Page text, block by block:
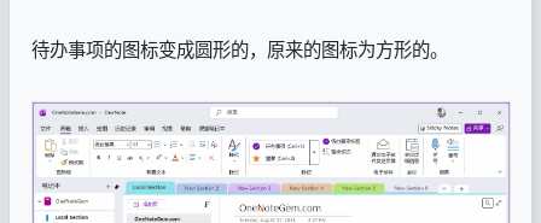
待办事项的图标变成圆形的，原来的图标为方形的。